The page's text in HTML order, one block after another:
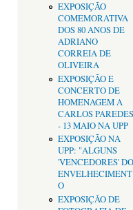
EXPOSIÇÃO
COMEMORATIVA
DOS 80 ANOS DE
ADRIANO
CORREIA DE
OLIVEIRA
EXPOSIÇÃO E
CONCERTO DE
HOMENAGEM A
CARLOS PAREDES
- 13 MAIO NA UPP
EXPOSIÇÃO NA
UPP: "ALGUNS
'VENCEDORES' DO
ENVELHECIMENT
O
EXPOSIÇÃO DE